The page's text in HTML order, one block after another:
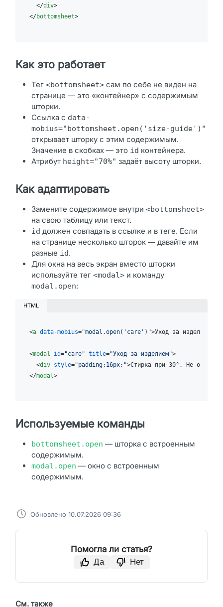
</div>
</bottomsheet>
Как это работает
Тег <bottomsheet> сам по себе не виден на
странице — это «контейнер» с содержимым
шторки.
Ссылка с data-
mobius="bottomsheet.open('size-guide')"
открывает шторку с этим содержимым.
Значение в скобках — это id контейнера.
Атрибут height="70%" задаёт высоту шторки.
Как адаптировать
Замените содержимое внутри <bottomsheet>
на свою таблицу или текст.
id должен совпадать в ссылке и в теге. Если
на странице несколько шторок — давайте им
разные id.
Для окна на весь экран вместо шторки
используйте тег <modal> и команду
modal.open:
HTML
<a data-mobius="modal.open('care')">Уход за изделием
<modal id="care" title="Уход за изделием">
<div style="padding:16px;">Стирка при 30°. Не
</modal>
Используемые команды
bottomsheet.open — шторка с встроенным
содержимым.
modal.open — окно с встроенным
содержимым.
Обновлено 10.07.2026 09:36
Помогла ли статья?
Да Нет
См. также